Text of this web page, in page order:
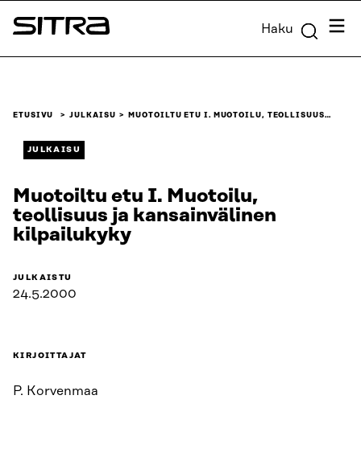
Siirry
suoraan
Sitra Haku
ETUSIVU JULKAISU MUOTOILTU ETU I. MUOTOILU, TEOLLISUUS…
JULKAISU
Muotoiltu etu I. Muotoilu,
teollisuus ja kansainvälinen
kilpailukyky
JULKAISTU
24.5.2000
KIRJOITTAJAT
P. Korvenmaa